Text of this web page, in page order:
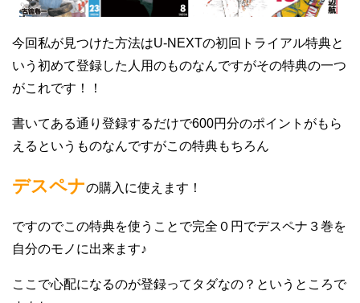
今回私が見つけた方法はU-NEXTの初回トライアル特典と
いう初めて登録した人用のものなんですがその特典の一つ
がこれです！！
書いてある通り登録するだけで600円分のポイントがもら
えるというものなんですがこの特典もちろん
デスペナの購入に使えます！
ですのでこの特典を使うことで完全０円でデスペナ３巻を
自分のモノに出来ます♪
ここで心配になるのが登録ってタダなの？というところで